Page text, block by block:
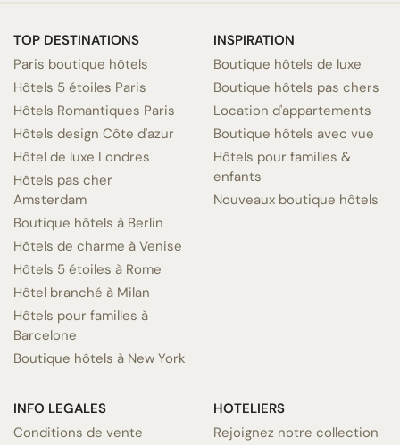
TOP DESTINATIONS
Paris boutique hôtels
Hôtels 5 étoiles Paris
Hôtels Romantiques Paris
Hôtels design Côte d'azur
Hôtel de luxe Londres
Hôtels pas cher
Amsterdam
Boutique hôtels à Berlin
Hôtels de charme à Venise
Hôtels 5 étoiles à Rome
Hôtel branché à Milan
Hôtels pour familles à
Barcelone
Boutique hôtels à New York
INSPIRATION
Boutique hôtels de luxe
Boutique hôtels pas chers
Location d'appartements
Boutique hôtels avec vue
Hôtels pour familles &
enfants
Nouveaux boutique hôtels
INFO LEGALES
Conditions de vente
HOTELIERS
Rejoignez notre collection